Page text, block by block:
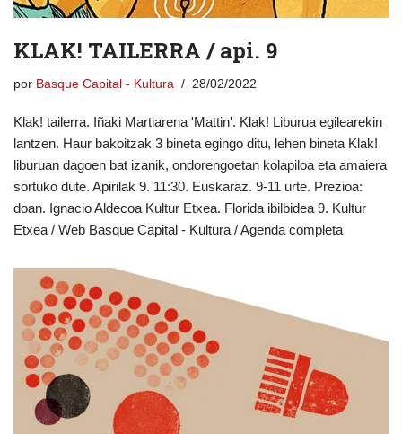
KLAK! TAILERRA / api. 9
por Basque Capital - Kultura 28/02/2022
Klak! tailerra. Iñaki Martiarena 'Mattin'. Klak! Liburua egilearekin
lantzen. Haur bakoitzak 3 bineta egingo ditu, lehen bineta Klak!
liburuan dagoen bat izanik, ondorengoetan kolapiloa eta amaiera
sortuko dute. Apirilak 9. 11:30. Euskaraz. 9-11 urte. Prezioa:
doan. Ignacio Aldecoa Kultur Etxea. Florida ibilbidea 9. Kultur
Etxea / Web Basque Capital - Kultura / Agenda completa